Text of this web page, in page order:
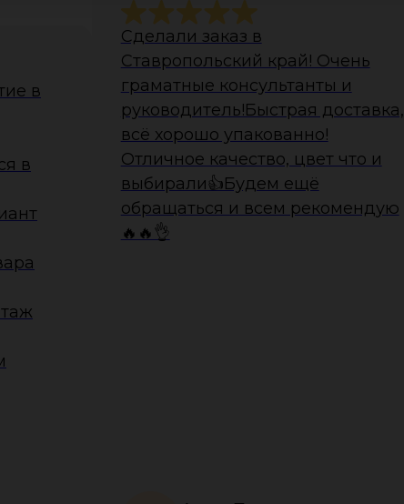
в
в
Сделали заказ в
Ставропольский край! Очень
граматные консультанты и
руководитель!Быстрая доставка,
всё хорошо упакованно!
Отличное качество, цвет что и
выбирали👍Будем ещё
обращаться и всем рекомендую
🔥🔥👌